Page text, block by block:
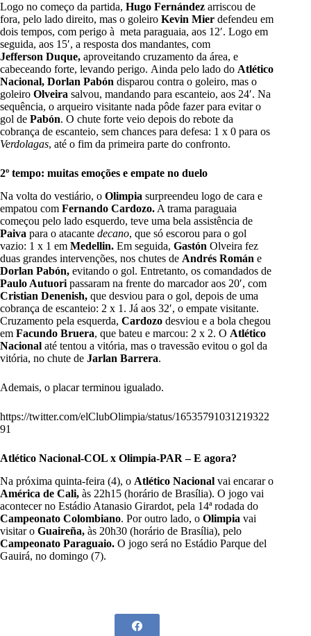
Logo no começo da partida, Hugo Fernández arriscou de
fora, pelo lado direito, mas o goleiro Kevin Mier defendeu em
dois tempos, com perigo à meta paraguaia, aos 12′. Logo em
seguida, aos 15′, a resposta dos mandantes, com
Jefferson Duque, aproveitando cruzamento da área, e
cabeceando forte, levando perigo. Ainda pelo lado do Atlético
Nacional, Dorlan Pabón disparou contra o goleiro, mas o
goleiro Olveira salvou, mandando para escanteio, aos 24′. Na
sequência, o arqueiro visitante nada pôde fazer para evitar o
gol de Pabón. O chute forte veio depois do rebote da
cobrança de escanteio, sem chances para defesa: 1 x 0 para os
Verdolagas, até o fim da primeira parte do confronto.
2º tempo: muitas emoções e empate no duelo
Na volta do vestiário, o Olimpia surpreendeu logo de cara e
empatou com Fernando Cardozo. A trama paraguaia
começou pelo lado esquerdo, teve uma bela assistência de
Paiva para o atacante decano, que só escorou para o gol
vazio: 1 x 1 em Medellin. Em seguida, Gastón Olveira fez
duas grandes intervenções, nos chutes de Andrés Román e
Dorlan Pabón, evitando o gol. Entretanto, os comandados de
Paulo Autuori passaram na frente do marcador aos 20′, com
Cristian Denenish, que desviou para o gol, depois de uma
cobrança de escanteio: 2 x 1. Já aos 32′, o empate visitante.
Cruzamento pela esquerda, Cardozo desviou e a bola chegou
em Facundo Bruera, que bateu e marcou: 2 x 2. O Atlético
Nacional até tentou a vitória, mas o travessão evitou o gol da
vitória, no chute de Jarlan Barrera.
Ademais, o placar terminou igualado.
https://twitter.com/elClubOlimpia/status/16535791031219322
91
Atlético Nacional-COL x Olimpia-PAR – E agora?
Na próxima quinta-feira (4), o Atlético Nacional vai encarar o
América de Cali, às 22h15 (horário de Brasília). O jogo vai
acontecer no Estádio Atanasio Girardot, pela 14ª rodada do
Campeonato Colombiano. Por outro lado, o Olimpia vai
visitar o Guaireña, às 20h30 (horário de Brasília), pelo
Campeonato Paraguaio. O jogo será no Estádio Parque del
Gauirá, no domingo (7).